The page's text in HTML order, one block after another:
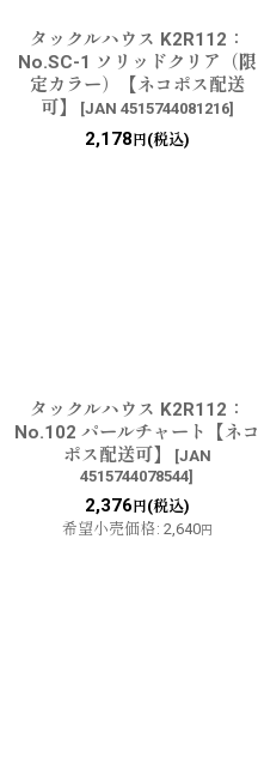
タックルハウス K2R112：
No.SC-1 ソリッドクリア（限
定カラー）【ネコポス配送
可】
[JAN 4515744081216]
2,178 円(税込)
タックルハウス K2R112：
No.102 パールチャート【ネコ
ポス配送可】
[JAN
4515744078544]
2,376 円(税込)
希望小売価格: 2,640円